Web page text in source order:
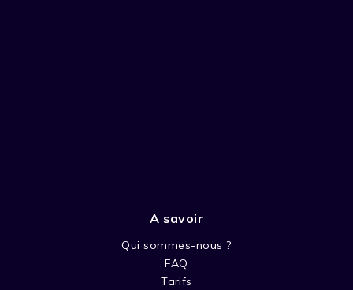
A savoir
Qui sommes-nous ?
FAQ
Tarifs